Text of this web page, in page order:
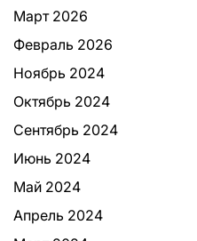
Март 2026
Февраль 2026
Ноябрь 2024
Октябрь 2024
Сентябрь 2024
Июнь 2024
Май 2024
Апрель 2024